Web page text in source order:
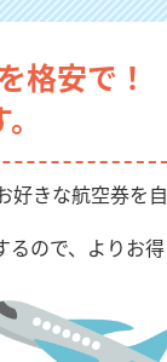
格安で！
好きな航空券を自
るので、よりお得